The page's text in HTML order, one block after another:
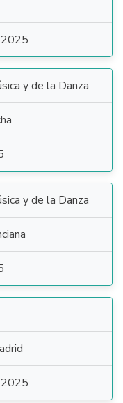
2025
y de la Danza
y de la Danza
2025